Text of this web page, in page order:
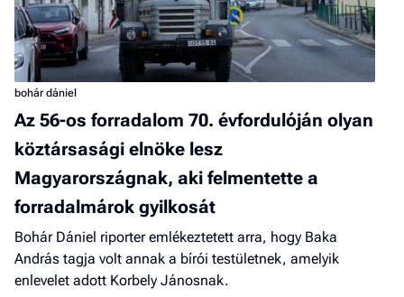
bohár dániel
Az 56-os forradalom 70. évfordulóján olyan
köztársasági elnöke lesz
Magyarországnak, aki felmentette a
forradalmárok gyilkosát
Bohár Dániel riporter emlékeztetett arra, hogy Baka
András tagja volt annak a bírói testületnek, amelyik
enlevelet adott Korbely Jánosnak.